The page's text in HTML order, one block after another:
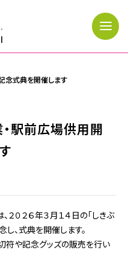
念式典を開催します
駅前広場供用開
０２６年３月１４日の「しきぶ
、式典を開催します。
符や記念グッズの販売を行い